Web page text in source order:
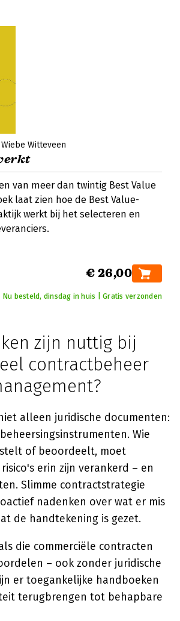
Wiebe Witteveen
van meer dan twintig Best Value
laat zien hoe de Best Value-
werkt bij het selecteren en
€ 26,00
Nu besteld, dinsdag in huis | Gratis verzonden
zijn nuttig bij
contractbeheer
alleen juridische documenten:
Wie
of beoordeelt, moet
erin zijn verankerd – en
Slimme contractstrategie
nadenken over wat er mis
de handtekening is gezet.
die commerciële contracten
– ook zonder juridische
er toegankelijke handboeken
terugbrengen tot behapbare